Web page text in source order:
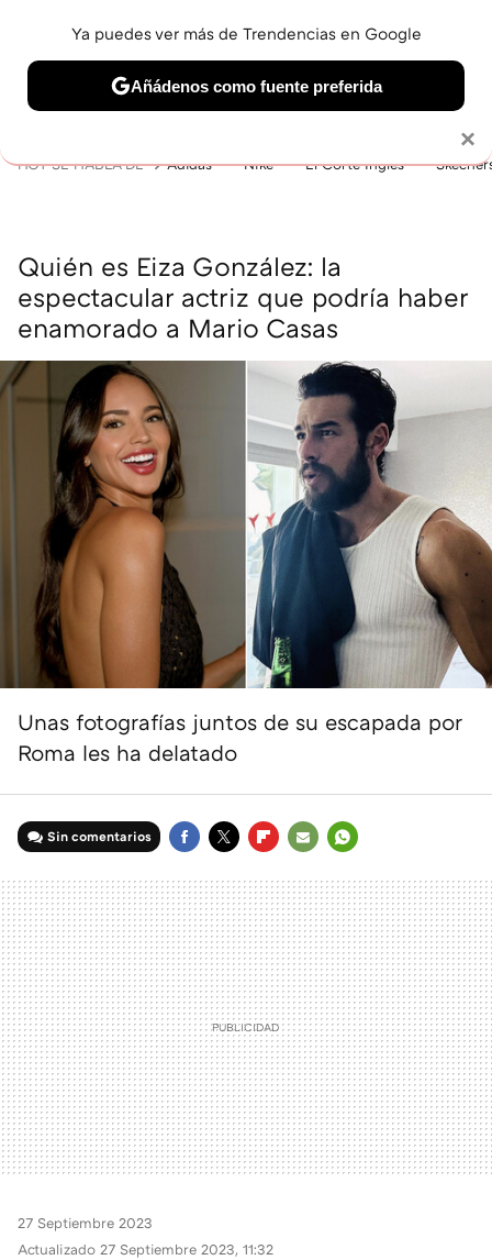
BELLEZA SHOPPING VIAJES GASTRO SNEAKERS
HOY SE HABLA DE Adidas Nike El Corte Inglés
Quién es Eiza González: la
espectacular actriz que podría haber
enamorado a Mario Casas
Unas fotografías juntos de su escapada por
Roma les ha delatado
Sin comentarios
MAIL
27 Septiembre 2023
Actualizado 27 Septiembre 2023, 11:32
×
Ya puedes ver más de Trendencias en Google
Añádenos como fuente preferida